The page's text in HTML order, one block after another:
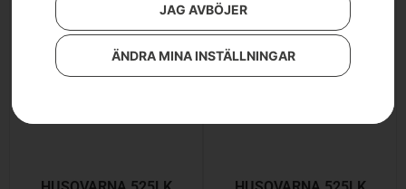
JAG AVBÖJER
ÄNDRA MINA INSTÄLLNINGAR